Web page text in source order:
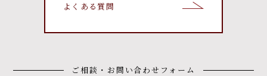
よくある質問
ご相談・お問い合わせフォーム